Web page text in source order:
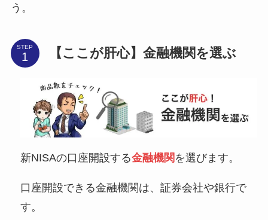
う。
STEP 【ここが肝心】金融機関を選ぶ
新NISAの口座開設する金融機関 を選びます。
口座開設できる金融機関は、証券会社や銀行で
す。